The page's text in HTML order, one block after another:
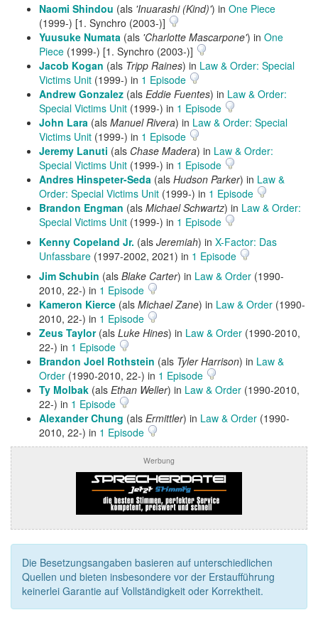
Naomi Shindou (als 'Inuarashi (Kind)') in One Piece
(1999-) [1. Synchro (2003-)]
Yuusuke Numata (als 'Charlotte Mascarpone') in One
Piece (1999-) [1. Synchro (2003-)]
Jacob Kogan (als Tripp Raines) in Law & Order: Special
Victims Unit (1999-) in 1 Episode
Andrew Gonzalez (als Eddie Fuentes) in Law & Order:
Special Victims Unit (1999-) in 1 Episode
John Lara (als Manuel Rivera) in Law & Order: Special
Victims Unit (1999-) in 1 Episode
Jeremy Lanuti (als Chase Madera) in Law & Order:
Special Victims Unit (1999-) in 1 Episode
Andres Hinspeter-Seda (als Hudson Parker) in Law &
Order: Special Victims Unit (1999-) in 1 Episode
Brandon Engman (als Michael Schwartz) in Law & Order:
Special Victims Unit (1999-) in 1 Episode
Kenny Copeland Jr. (als Jeremiah) in X-Factor: Das
Unfassbare (1997-2002, 2021) in 1 Episode
Jim Schubin (als Blake Carter) in Law & Order (1990-
2010, 22-) in 1 Episode
Kameron Kierce (als Michael Zane) in Law & Order (1990-
2010, 22-) in 1 Episode
Zeus Taylor(als Luke Hines) in Law & Order (1990-2010,
22-) in 1 Episode
Brandon Joel Rothstein (als Tyler Harrison) in Law &
Order (1990-2010, 22-) in 1 Episode
Ty Molbak (als Ethan Weller) in Law & Order (1990-2010,
22-) in 1 Episode
Alexander Chung (als Ermittler) in Law & Order (1990-
2010, 22-) in 1 Episode
Werbung
Die Besetzungsangaben basieren auf unterschiedlichen
Quellen und bieten insbesondere vor der Erstaufführung
keinerlei Garantie auf Vollständigkeit oder Korrektheit.